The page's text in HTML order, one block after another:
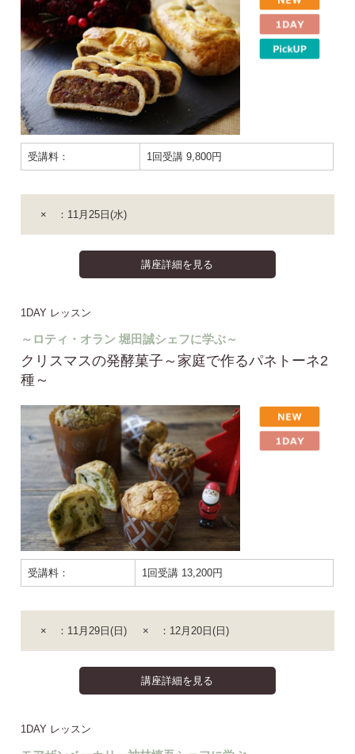
受講料： 1回受講 9,800円
× ：11月25日(水)
講座詳細を見る
1DAY レッスン
～ロティ・オラン 堀田誠シェフに学ぶ～
クリスマスの発酵菓子～家庭で作るパネトーネ2
種～
受講料： 1回受講 13,200円
× ：11月29日(日) × ：12月20日(日)
講座詳細を見る
1DAY レッスン